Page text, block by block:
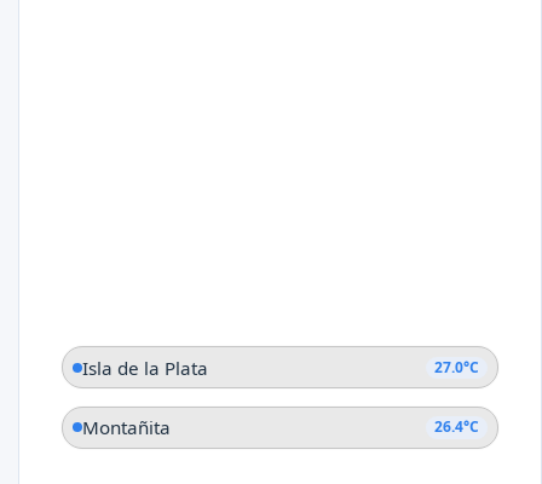
Isla de la Plata 27.0°C
Montañita 26.4°C